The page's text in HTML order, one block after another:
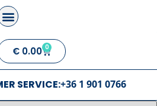
€ 0.00 0
SERVICE:+36 1 901 0766